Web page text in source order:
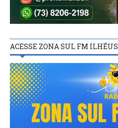
ACESSE ZONA SUL FM ILHÉUS